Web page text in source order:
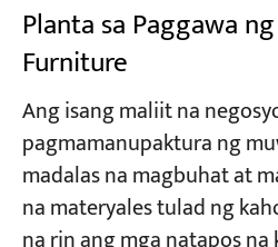
Planta sa Paggawa
Furniture
Ang isang maliit na
pagmamanupaktura ng
madalas na magbuhat at
na materyales tulad ng